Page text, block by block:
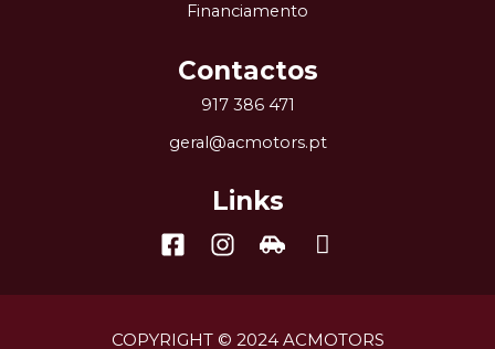
Financiamento
Contactos
917 386 471
geral@acmotors.pt
Links
Facebook-
Instagram
Car-Icon-
1
COPYRIGHT © 2024 ACMOTORS